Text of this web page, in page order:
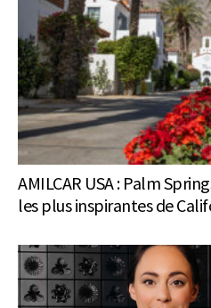
AMILCAR USA : Palm
les plus inspirantes de